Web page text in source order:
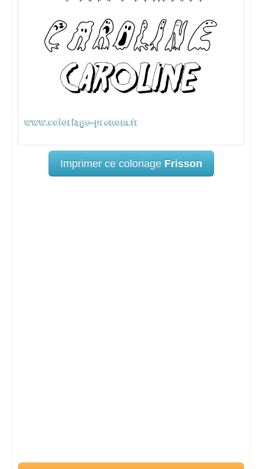
Imprimer ce coloriage Frisson